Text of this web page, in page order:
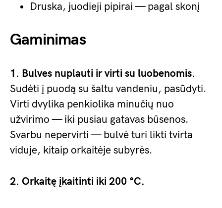
Druska, juodieji pipirai — pagal skonį
Gaminimas
1. Bulves nuplauti ir virti su luobenomis.
Sudėti į puodą su šaltu vandeniu, pasūdyti.
Virti dvylika penkiolika minučių nuo
užvirimo — iki pusiau gatavas būsenos.
Svarbu nepervirti — bulvė turi likti tvirta
viduje, kitaip orkaitėje subyrės.
2. Orkaitę įkaitinti iki 200 °C.